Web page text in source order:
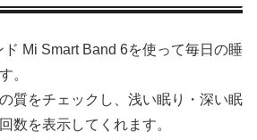
Mi Smart Band 6を使って毎日の睡
。
質をチェックし、浅い眠り・深い眠
数を表示してくれます。